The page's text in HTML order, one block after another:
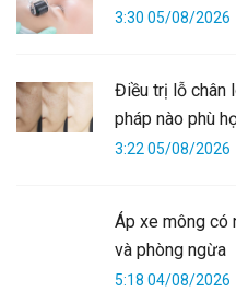
3:30 05/08/2026
Điều trị lỗ chân
pháp nào phù
3:22 05/08/2026
Áp xe mông có
và phòng ngừa
5:18 04/08/2026